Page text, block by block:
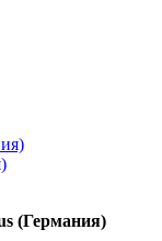
(Германия)